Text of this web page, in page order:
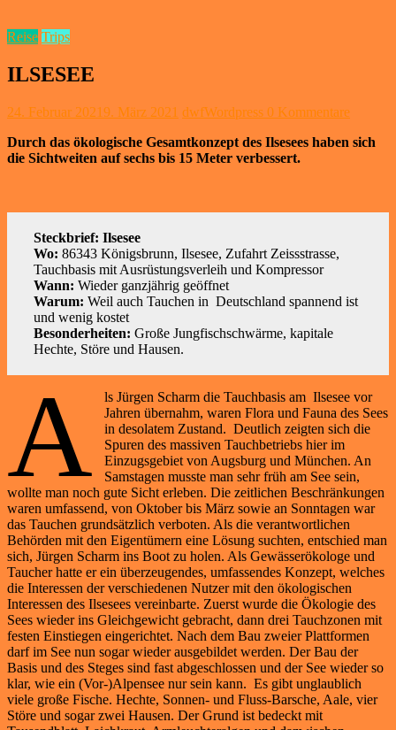
Reise Trips
ILSESEE
24. Februar 20219. März 2021 dwfWordpress 0 Kommentare
Durch das ökologische Gesamtkonzept des Ilsesees haben sich
die Sichtweiten auf sechs bis 15 Meter verbessert.
Steckbrief: Ilsesee
Wo: 86343 Königsbrunn, Ilsesee, Zufahrt Zeissstrasse,
Tauchbasis mit Ausrüstungsverleih und Kompressor
Wann: Wieder ganzjährig geöffnet
Warum: Weil auch Tauchen in Deutschland spannend ist
und wenig kostet
Besonderheiten: Große Jungfischschwärme, kapitale
Hechte, Störe und Hausen.
A
ls Jürgen Scharm die Tauchbasis am Ilsesee vor
Jahren übernahm, waren Flora und Fauna des Sees
in desolatem Zustand. Deutlich zeigten sich die
Spuren des massiven Tauchbetriebs hier im
Einzugsgebiet von Augsburg und München. An
Samstagen musste man sehr früh am See sein,
wollte man noch gute Sicht erleben. Die zeitlichen Beschränkungen
waren umfassend, von Oktober bis März sowie an Sonntagen war
das Tauchen grundsätzlich verboten. Als die verantwortlichen
Behörden mit den Eigentümern eine Lösung suchten, entschied man
sich, Jürgen Scharm ins Boot zu holen. Als Gewässerökologe und
Taucher hatte er ein überzeugendes, umfassendes Konzept, welches
die Interessen der verschiedenen Nutzer mit den ökologischen
Interessen des Ilsesees vereinbarte. Zuerst wurde die Ökologie des
Sees wieder ins Gleichgewicht gebracht, dann drei Tauchzonen mit
festen Einstiegen eingerichtet. Nach dem Bau zweier Plattformen
darf im See nun sogar wieder ausgebildet werden. Der Bau der
Basis und des Steges sind fast abgeschlossen und der See wieder so
klar, wie ein (Vor-)Alpensee nur sein kann. Es gibt unglaublich
viele große Fische. Hechte, Sonnen- und Fluss-Barsche, Aale, vier
Störe und sogar zwei Hausen. Der Grund ist bedeckt mit